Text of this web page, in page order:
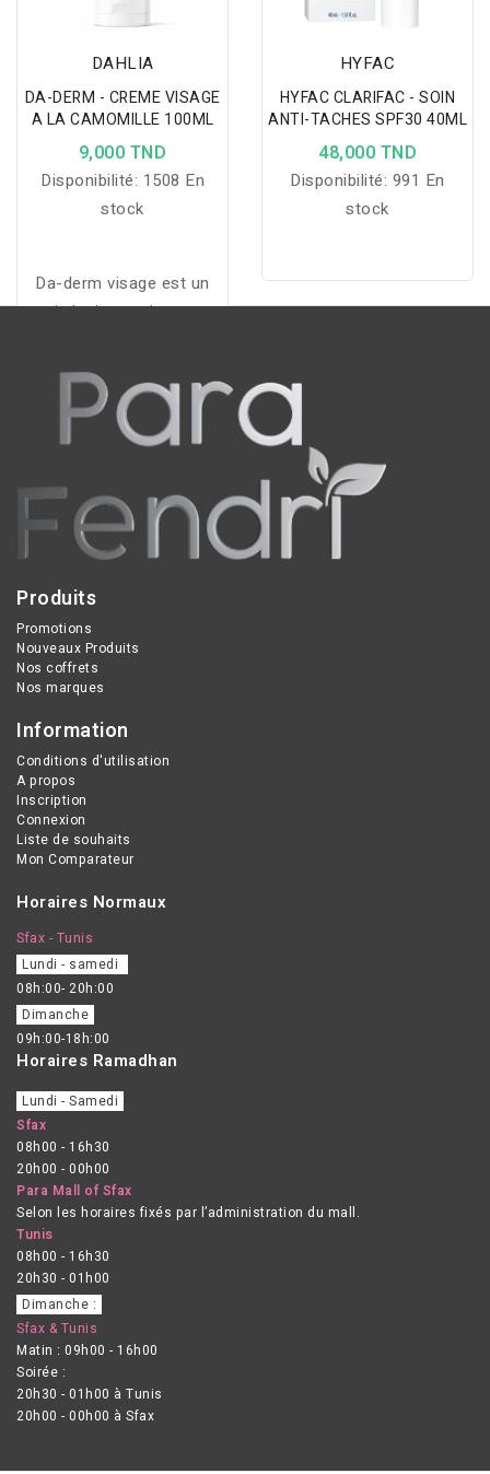
DAHLIA
DA-DERM - CREME VISAGE
A LA CAMOMILLE 100ML
9,000 TND
Disponibilité: 1508 En
stock
Da-derm visage est un
soin hydratant intense,
soyeux pour les peaux
desséchées et sensibles.
Appliquer une couche
mince de crème Da-derm
visage matin et soir sur
une peau parfaitement
nettoyée.
HYFAC
HYFAC CLARIFAC - SOIN
ANTI-TACHES SPF30 40ML
48,000 TND
Disponibilité: 991 En
stock
Produits
Promotions
Nouveaux Produits
Nos coffrets
Nos marques
Information
Conditions d'utilisation
A propos
Inscription
Connexion
Liste de souhaits
Mon Comparateur
Horaires Normaux
Sfax - Tunis
Lundi - samedi
08h:00- 20h:00
Dimanche
09h:00-18h:00
Horaires Ramadhan
Lundi - Samedi
Sfax
08h00 - 16h30
20h00 - 00h00
Para Mall of Sfax
Selon les horaires fixés par l’administration du mall.
Tunis
08h00 - 16h30
20h30 - 01h00
Dimanche :
Sfax & Tunis
Matin : 09h00 - 16h00
Soirée :
20h30 - 01h00 à Tunis
20h00 - 00h00 à Sfax